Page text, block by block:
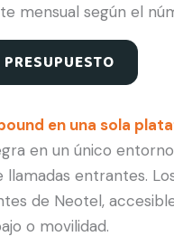
mensual según el
en una sola
en un único
llamadas entrantes.
de Neotel,
o movilidad.